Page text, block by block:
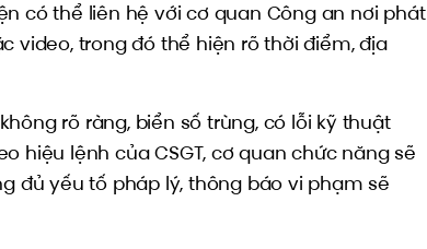
có thể liên hệ với cơ quan Công an nơi phát
video, trong đó thể hiện rõ thời điểm, địa
rõ ràng, biển số trùng, có lỗi kỹ thuật
hiệu lệnh của CSGT, cơ quan chức năng sẽ
đủ yếu tố pháp lý, thông báo vi phạm sẽ